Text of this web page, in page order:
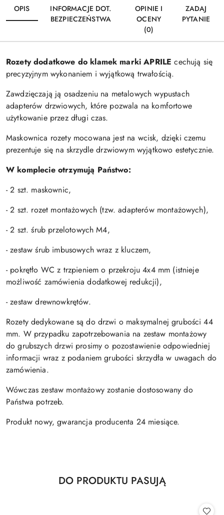
OPIS
INFORMACJE DOT.
BEZPIECZEŃSTWA
OPINIE I
OCENY
(0)
ZADAJ
PYTANIE
Rozety dodatkowe do klamek marki APRILE cechują się
precyzyjnym wykonaniem i wyjątkową trwałością.
Zawdzięczają ją osadzeniu na metalowych wypustach
adapterów drzwiowych, które pozwala na komfortowe
użytkowanie przez długi czas.
Maskownica rozety mocowana jest na wcisk, dzięki czemu
prezentuje się na skrzydle drzwiowym wyjątkowo estetycznie.
W komplecie otrzymują Państwo:
- 2 szt. maskownic,
- 2 szt. rozet montażowych (tzw. adapterów montażowych),
- 2 szt. śrub przelotowych M4,
- zestaw śrub imbusowych wraz z kluczem,
- pokrętło WC z trzpieniem o przekroju 4x4 mm (istnieje
możliwość zamówienia dodatkowej redukcji),
- zestaw drewnowkrętów.
Rozety dedykowane są do drzwi o maksymalnej grubości 44
mm. W przypadku zapotrzebowania na zestaw montażowy
do grubszych drzwi prosimy o pozostawienie odpowiedniej
informacji wraz z podaniem grubości skrzydła w uwagach do
zamówienia.
Wówczas zestaw montażowy zostanie dostosowany do
Państwa potrzeb.
Produkt nowy, gwarancja producenta 24 miesiące.
Pomiń karuzelę produktów
Produkty
DO PRODUKTU PASUJĄ